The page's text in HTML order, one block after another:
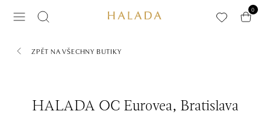
0
ZPĚT NA VŠECHNY BUTIKY
HALADA OC Eurovea, Bratislava